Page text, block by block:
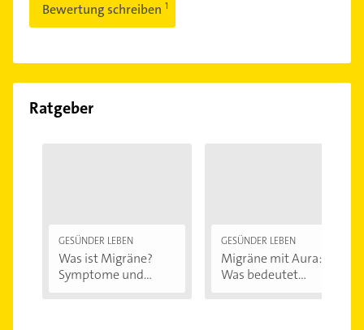
Bewertung schreiben
Ratgeber
GESÜNDER LEBEN
Was ist Migräne?
Symptome und...
GESÜNDER LEBEN
Migräne mit Aura:
Was bedeutet...